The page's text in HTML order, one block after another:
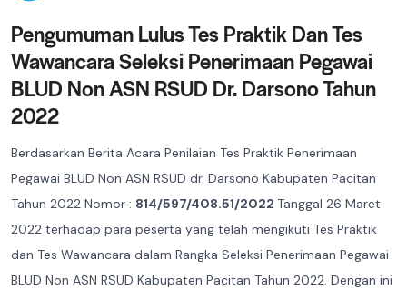
Pengumuman Lulus Tes Praktik Dan Tes
Wawancara Seleksi Penerimaan Pegawai
BLUD Non ASN RSUD Dr. Darsono Tahun
2022
Berdasarkan Berita Acara Penilaian Tes Praktik Penerimaan
Pegawai BLUD Non ASN RSUD dr. Darsono Kabupaten Pacitan
Tahun 2022 Nomor : 814/597/408.51/2022 Tanggal 26 Maret
2022 terhadap para peserta yang telah mengikuti Tes Praktik
dan Tes Wawancara dalam Rangka Seleksi Penerimaan Pegawai
BLUD Non ASN RSUD Kabupaten Pacitan Tahun 2022. Dengan ini